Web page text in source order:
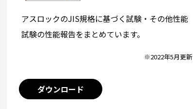
アスロックのJIS規格に基づく試験・その他性能
試験の性能報告をまとめています。
※2022年5月更新
ダウンロード